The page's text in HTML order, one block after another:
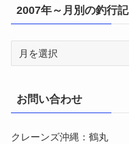
2007年～月別の釣行記
2007
月
別
釣
お問い合わせ
クレーンズ沖縄：鶴丸